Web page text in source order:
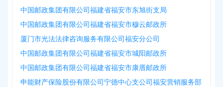
中国邮政集团有限公司福建省福安市东旭街支局
中国邮政集团有限公司福建省福安市穆云邮政所
厦门市光法法律咨询服务有限公司福安分公司
中国邮政集团有限公司福建省福安市城阳邮政所
中国邮政集团有限公司福建省福安市康厝邮政所
申能财产保险股份有限公司宁德中心支公司福安营销服务部